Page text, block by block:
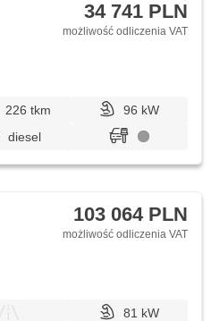
34 741 PLN
możliwość odliczenia VAT
226 tkm
96 kW
diesel
103 064 PLN
możliwość odliczenia VAT
81 kW